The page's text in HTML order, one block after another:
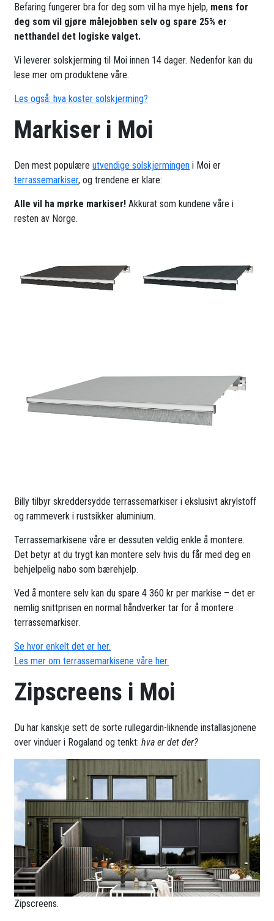
Befaring fungerer bra for deg som vil ha mye hjelp, mens for
deg som vil gjøre målejobben selv og spare 25% er
netthandel det logiske valget.
Vi leverer solskjerming til Moi innen 14 dager. Nedenfor kan du
lese mer om produktene våre.
Les også: hva koster solskjerming?
Markiser i Moi
Den mest populæreutvendige solskjermingen i Moi er
terrassemarkiser, og trendene er klare:
Alle vil ha mørke markiser! Akkurat som kundene våre i
resten av Norge.
Billy tilbyr skreddersydde terrassemarkiser i ekslusivt akrylstoff
og rammeverk i rustsikker aluminium.
Terrassemarkisene våre er dessuten veldig enkle å montere.
Det betyr at du trygt kan montere selv hvis du får med deg en
behjelpelig nabo som bærehjelp.
Ved å montere selv kan du spare 4 360 kr per markise – det er
nemlig snittprisen en normal håndverker tar for å montere
terrassemarkiser.
Se hvor enkelt det er her.
Les mer om terrassemarkisene våre her.
Zipscreens i Moi
Du har kanskje sett de sorte rullegardin-liknende installasjonene
over vinduer i Rogaland og tenkt:hva er det der?
Zipscreens.